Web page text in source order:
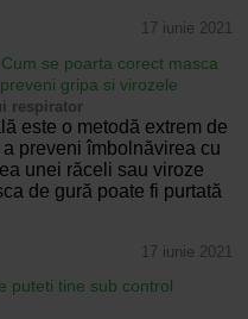
17 iunie 2021
se poarta corect masca
gripa si virozele
respirator
este o metodă extrem de
preveni îmbolnăvirea cu
unei răceli sau viroze
de gură poate fi purtată
17 iunie 2021
puteti tine sub control